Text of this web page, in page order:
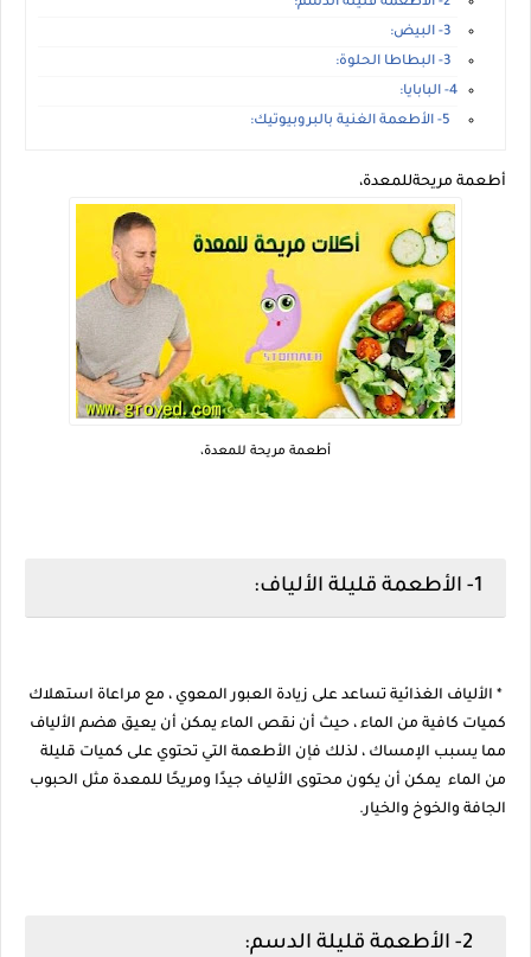
4- البابايا:
أطعمة مريحةللمعدة،
أطعمة مريحة للمعدة،
1- الأطعمة قليلة الألياف:
* الألياف الغذائية تساعد على زيادة العبور المعوي ، مع مراعاة استهلاك
كميات كافية من الماء ، حيث أن نقص الماء يمكن أن يعيق هضم الألياف
مما يسبب الإمساك ، لذلك فإن الأطعمة التي تحتوي على كميات قليلة
من الماء يمكن أن يكون محتوى الألياف جيدًا ومريحًا للمعدة مثل الحبوب
الجافة والخوخ والخيار.